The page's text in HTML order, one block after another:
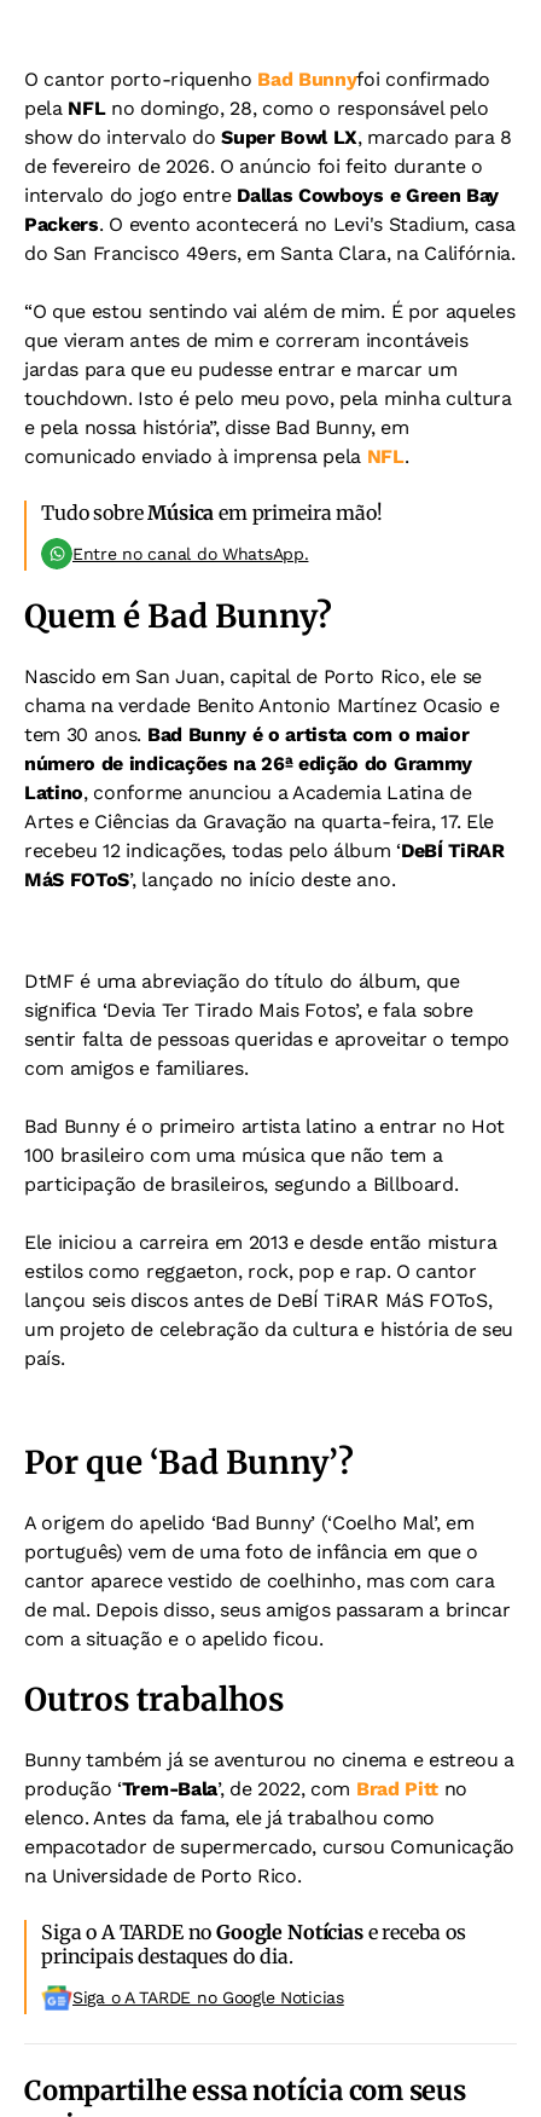
O cantor porto-riquenho Bad Bunnyfoi confirmado
pela NFL no domingo, 28, como o responsável pelo
show do intervalo doSuper Bowl LX, marcado para 8
de fevereiro de 2026. O anúncio foi feito durante o
intervalo do jogo entre Dallas Cowboys e Green Bay
Packers. O evento acontecerá no Levi's Stadium, casa
do San Francisco 49ers, em Santa Clara, na Califórnia.
“O que estou sentindo vai além de mim. É por aqueles
que vieram antes de mim e correram incontáveis
jardas para que eu pudesse entrar e marcar um
touchdown. Isto é pelo meu povo, pela minha cultura
e pela nossa história”, disse Bad Bunny, em
comunicado enviado à imprensa pela NFL.
Tudo sobreMúsica em primeira mão!
Entre no canal do WhatsApp.
Quem é Bad Bunny?
Nascido em San Juan, capital de Porto Rico, ele se
chama na verdade Benito Antonio Martínez Ocasio e
tem 30 anos. Bad Bunny é o artista com o maior
número de indicações na 26ª edição do Grammy
Latino, conforme anunciou a Academia Latina de
Artes e Ciências da Gravação na quarta-feira, 17. Ele
recebeu 12 indicações, todas pelo álbum ‘DeBÍ TiRAR
MáS FOToS’, lançado no início deste ano.
DtMF é uma abreviação do título do álbum, que
significa ‘Devia Ter Tirado Mais Fotos’, e fala sobre
sentir falta de pessoas queridas e aproveitar o tempo
com amigos e familiares.
Bad Bunny é o primeiro artista latino a entrar no Hot
100 brasileiro com uma música que não tem a
participação de brasileiros, segundo a Billboard.
Ele iniciou a carreira em 2013 e desde então mistura
estilos como reggaeton, rock, pop e rap. O cantor
lançou seis discos antes de DeBÍ TiRAR MáS FOToS,
um projeto de celebração da cultura e história de seu
país.
Por que ‘Bad Bunny’?
A origem do apelido ‘Bad Bunny’ (‘Coelho Mal’, em
português) vem de uma foto de infância em que o
cantor aparece vestido de coelhinho, mas com cara
de mal. Depois disso, seus amigos passaram a brincar
com a situação e o apelido ficou.
Outros trabalhos
Bunny também já se aventurou no cinema e estreou a
produção ‘Trem-Bala’, de 2022, com Brad Pitt no
elenco. Antes da fama, ele já trabalhou como
empacotador de supermercado, cursou Comunicação
na Universidade de Porto Rico.
Siga o A TARDE noGoogle Notíciase receba os
principais destaques do dia.
Siga o A TARDE no Google Noticias
Compartilhe essa notícia com seus